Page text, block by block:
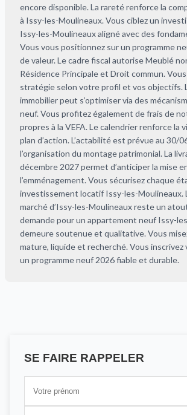
encore disponible. La rareté renforce la
à Issy-les-Moulineaux. Vous ciblez un
Issy-les-Moulineaux aligné avec des
Vous vous positionnez sur un programme
de valeur. Le cadre fiscal autorise Meublé
Résidence Principale et Droit commun.
stratégie selon votre profil et vos objectifs.
immobilier peut s’optimiser via des
neuf. Vous profitez également de frais de
propres à la VEFA. Le calendrier renforce la
plan d’action. L’actabilité est prévue au 30/
l’organisation du montage patrimonial. La
décembre 2027 permet d’anticiper la mise
l’emménagement. Vous sécurisez chaque
investissement locatif Issy-les-Moulineaux.
marché d’Issy-les-Moulineaux reste un
demande pour un appartement neuf Issy-
demeure soutenue et qualitative. Vous
mature, liquide et recherché. Vous
un programme neuf 2026 fiable et durable.
SE FAIRE RAPPELER